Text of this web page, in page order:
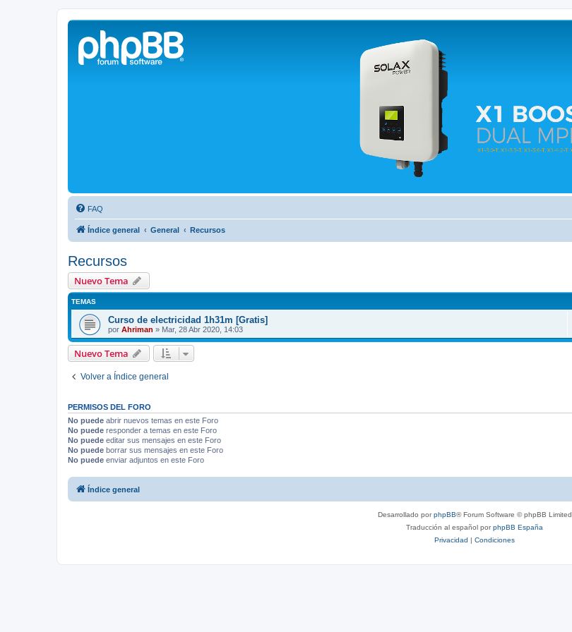
Solax FAQ
Lugar para intercambiar dudas sobre inversores solares Solax y temas relacionados.
FAQ
Índice general General Recursos
Recursos
Nuevo Tema
TEMAS
Curso de electricidad 1h31m [Gratis]
por Ahriman » Mar, 28 Abr 2020, 14:03
Nuevo Tema
Volver a Índice general
PERMISOS DEL FORO
No puede abrir nuevos temas en este Foro
No puede responder a temas en este Foro
No puede editar sus mensajes en este Foro
No puede borrar sus mensajes en este Foro
No puede enviar adjuntos en este Foro
Índice general
Desarrollado porphpBB® Forum Software © phpBB Limited
Traducción al español porphpBB España
Privacidad | Condiciones